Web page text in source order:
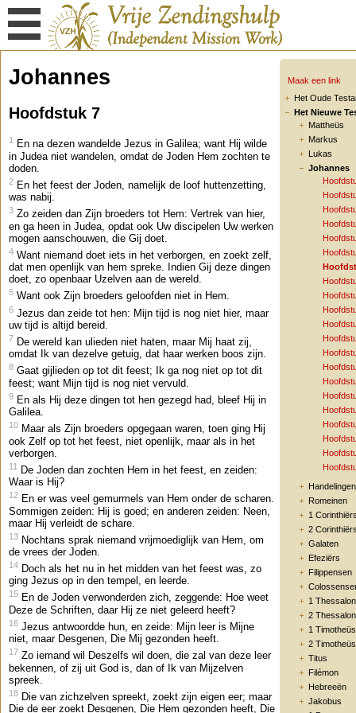
Maak een link
Het Oude
Het Nieuwe
Mattheüs
Markus
Lukas
Johannes
Handelingen
Romeinen
1
2
Galaten
Efeziërs
Filippensen
1
2
1 Timotheüs
2 Timotheüs
Titus
Filémon
Hebreeën
Jakobus
Johannes
Hoofdstuk 7
1
En na dezen wandelde Jezus in Galilea; want Hij wilde
in Judea niet wandelen, omdat de Joden Hem zochten te
doden.
2 En het feest der Joden, namelijk de loof huttenzetting,
was nabij.
3 Zo zeiden dan Zijn broeders tot Hem: Vertrek van hier,
en ga heen in Judea, opdat ook Uw discipelen Uw werken
mogen aanschouwen, die Gij doet.
4 Want niemand doet iets in het verborgen, en zoekt zelf,
dat men openlijk van hem spreke. Indien Gij deze dingen
doet, zo openbaar Uzelven aan de wereld.
5 Want ook Zijn broeders geloofden niet in Hem.
6 Jezus dan zeide tot hen: Mijn tijd is nog niet hier, maar
uw tijd is altijd bereid.
7 De wereld kan ulieden niet haten, maar Mij haat zij,
omdat Ik van dezelve getuig, dat haar werken boos zijn.
8 Gaat gijlieden op tot dit feest; Ik ga nog niet op tot dit
feest; want Mijn tijd is nog niet vervuld.
9 En als Hij deze dingen tot hen gezegd had, bleef Hij in
Galilea.
10 Maar als Zijn broeders opgegaan waren, toen ging Hij
ook Zelf op tot het feest, niet openlijk, maar als in het
verborgen.
11
De Joden dan zochten Hem in het feest, en zeiden:
Waar is Hij?
12 En er was veel gemurmels van Hem onder de scharen.
Sommigen zeiden: Hij is goed; en anderen zeiden: Neen,
maar Hij verleidt de schare.
13 Nochtans sprak niemand vrijmoediglijk van Hem, om
de vrees der Joden.
14 Doch als het nu in het midden van het feest was, zo
ging Jezus op in den tempel, en leerde.
15 En de Joden verwonderden zich, zeggende: Hoe weet
Deze de Schriften, daar Hij ze niet geleerd heeft?
16 Jezus antwoordde hun, en zeide: Mijn leer is Mijne
niet, maar Desgenen, Die Mij gezonden heeft.
17 Zo iemand wil Deszelfs wil doen, die zal van deze leer
bekennen, of zij uit God is, dan of Ik van Mijzelven
spreek.
18 Die van zichzelven spreekt, zoekt zijn eigen eer; maar
Die de eer zoekt Desgenen, Die Hem gezonden heeft, Die